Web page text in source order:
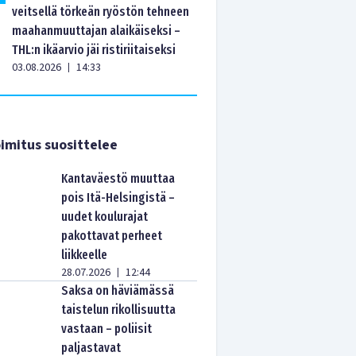
veitsellä törkeän ryöstön tehneen
maahanmuuttajan alaikäiseksi –
THL:n ikäarvio jäi ristiriitaiseksi
03.08.2026 | 14:33
suosittelee
Kantaväestö muuttaa
pois Itä-Helsingistä –
uudet koulurajat
pakottavat perheet
liikkeelle
28.07.2026 | 12:44
Saksa on häviämässä
taistelun rikollisuutta
vastaan – poliisit
paljastavat